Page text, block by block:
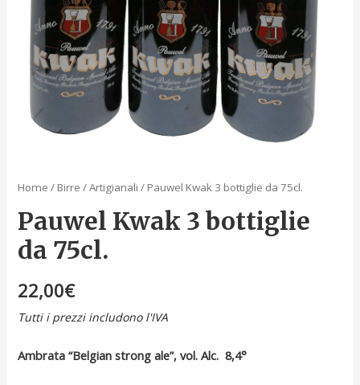
Home / Birre /Artigianali / Pauwel Kwak 3 bottiglie da 75cl.
Pauwel Kwak 3 bottiglie
da 75cl.
22,00€
Tutti i prezzi includono l'IVA
Ambrata “Belgian strong ale”, vol. Alc. 8,4°